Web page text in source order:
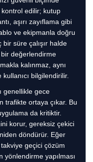
kontrol edilir; kutup
aşırı zayıflama gibi
ve ekipmanla doğru
bir süre çalışır halde
bir değerlendirme
kalınmaz, aynı
bilgilendirilir.
genellikle gece
trafikte ortaya çıkar. Bu
da kritiktir.
korur, gereksiz çekici
döndürür. Eğer
geçici çözüm
yapılması